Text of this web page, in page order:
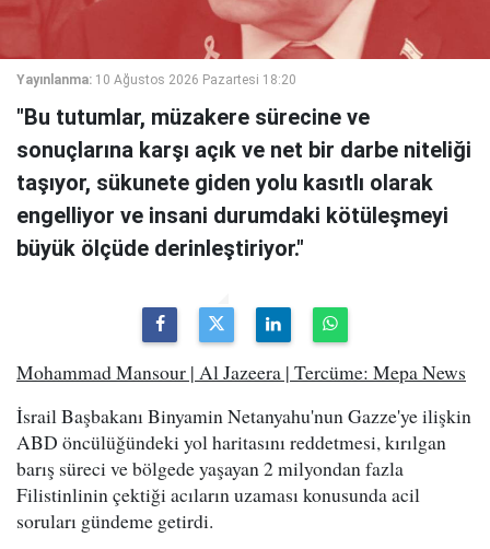
Yayınlanma: 10 Ağustos 2026 Pazartesi 18:20
"Bu tutumlar, müzakere sürecine ve
sonuçlarına karşı açık ve net bir darbe niteliği
taşıyor, sükunete giden yolu kasıtlı olarak
engelliyor ve insani durumdaki kötüleşmeyi
büyük ölçüde derinleştiriyor."
Mohammad Mansour | Al Jazeera | Tercüme: Mepa News
İsrail Başbakanı Binyamin Netanyahu'nun Gazze'ye ilişkin
ABD öncülüğündeki yol haritasını reddetmesi, kırılgan
barış süreci ve bölgede yaşayan 2 milyondan fazla
Filistinlinin çektiği acıların uzaması konusunda acil
soruları gündeme getirdi.